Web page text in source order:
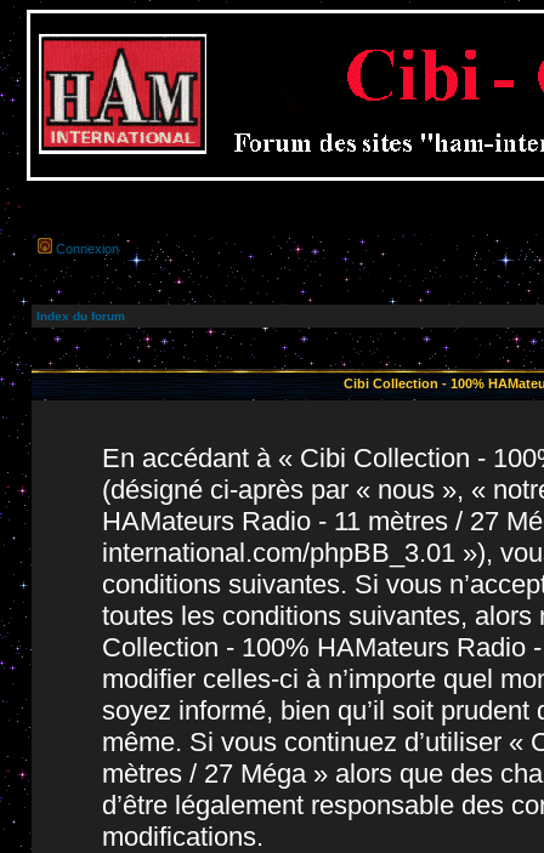
Connexion
Index du forum
Cibi Collection - 100%
En accédant à « Cibi Collection -
(désigné ci-après par « nous », «
HAMateurs Radio - 11 mètres / 27
international.com/phpBB_3.01 »),
conditions suivantes. Si vous
toutes les conditions suivantes, alors
Collection - 100% HAMateurs Radio
modifier celles-ci à n’importe quel
soyez informé, bien qu’il soit
même. Si vous continuez d’utiliser «
mètres / 27 Méga » alors que des
d’être légalement responsable des
modifications.